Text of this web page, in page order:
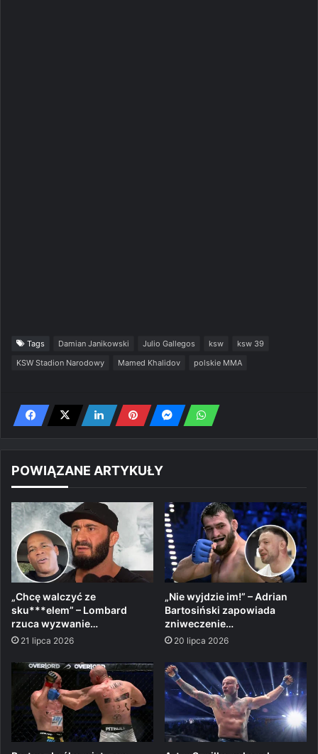
Tags Damian Janikowski Julio Gallegos ksw
ksw 39
KSW Stadion Narodowy
Mamed Khalidov polskie MMA
POWIĄZANE ARTYKUŁY
„Chcę walczyć ze
sku***elem” – Lombard
rzuca wyzwanie…
21 lipca 2026
„Nie wyjdzie im!” – Adrian
Bartosiński zapowiada
zniweczenie…
20 lipca 2026